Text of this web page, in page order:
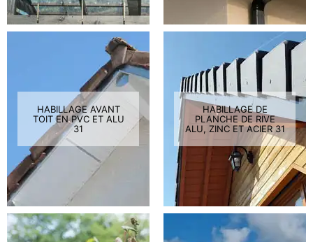
HABILLAGE AVANT
TOIT EN PVC ET ALU
31
HABILLAGE DE
PLANCHE DE RIVE
ALU, ZINC ET ACIER 31